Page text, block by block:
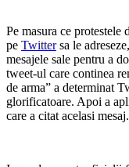
Pe masura ce protestele
pe Twittersa le
mesajele sale pentru a
tweet-ul care continea
de arma” a determinat
glorificatoare. Apoi a
care a citat acelasi mesaj.